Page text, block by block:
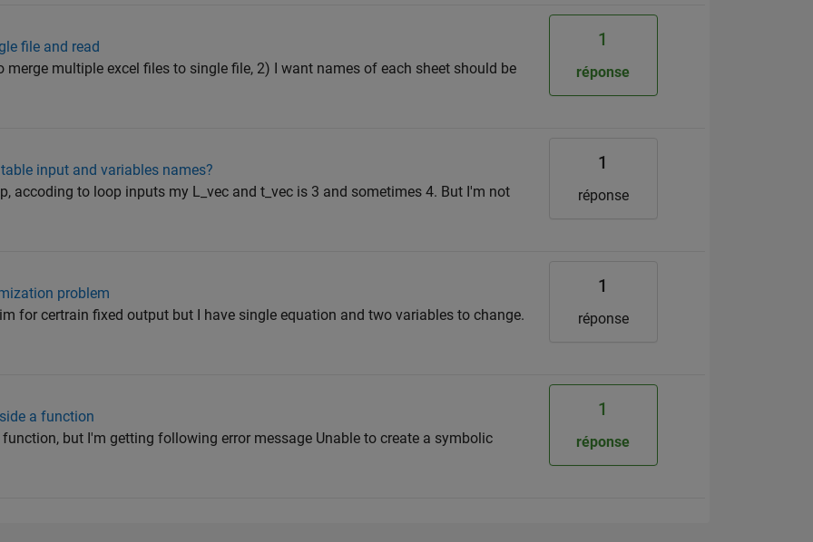
file and read
multiple excel files to single file, 2) I want names of each sheet should be
1
réponse
input and variables names?
accoding to loop inputs my L_vec and t_vec is 3 and sometimes 4. But I'm not
1
réponse
problem
for certrain fixed output but I have single equation and two variables to change.
1
réponse
a function
but I'm getting following error message Unable to create a symbolic
1
réponse